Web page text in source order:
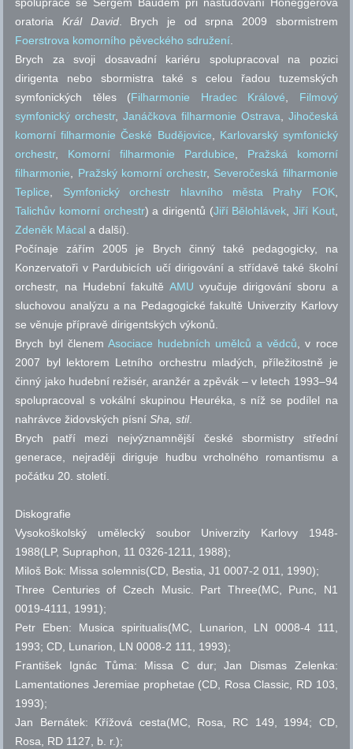
spolupráce se Sergem Baudem při nastudování Honeggerova
oratoriaKrál David. Brych je od srpna 2009 sbormistrem
Foerstrova komorního pěveckého sdružení.
Brych za svoji dosavadní kariéru spolupracoval na pozici
dirigenta nebo sbormistra také s celou řadou tuzemských
symfonických těles (Filharmonie Hradec Králové, Filmový
symfonický orchestr,Janáčkova filharmonie Ostrava, Jihočeská
komorní filharmonie České Budějovice, Karlovarský symfonický
orchestr, Komorní filharmonie Pardubice, Pražská komorní
filharmonie, Pražský komorní orchestr, Severočeská filharmonie
Teplice, Symfonický orchestr hlavního města Prahy FOK,
Talichův komorní orchestr) a dirigentů (Jiří Bělohlávek, Jiří Kout,
Zdeněk Mácal a další).
Počínaje zářím 2005 je Brych činný také pedagogicky, na
Konzervatoři v Pardubicích učí dirigování a střídavě také školní
orchestr, na Hudební fakultě AMU vyučuje dirigování sboru a
sluchovou analýzu a na Pedagogické fakultě Univerzity Karlovy
se věnuje přípravě dirigentských výkonů.
Brych byl členem Asociace hudebních umělců a vědců, v roce
2007 byl lektorem Letního orchestru mladých, příležitostně je
činný jako hudební režisér, aranžér a zpěvák – v letech 1993–94
spolupracoval s vokální skupinou Heuréka, s níž se podílel na
nahrávce židovských písníSha, stil.
Brych patří mezi nejvýznamnější české sbormistry střední
generace, nejraději diriguje hudbu vrcholného romantismu a
počátku 20. století.
Diskografie
Vysokoškolský umělecký soubor Univerzity Karlovy 1948-
1988(LP, Supraphon, 11 0326-1211, 1988);
Miloš Bok: Missa solemnis(CD, Bestia, J1 0007-2 011, 1990);
Three Centuries of Czech Music. Part Three(MC, Punc, N1
0019-4111, 1991);
Petr Eben: Musica spiritualis(MC, Lunarion, LN 0008-4 111,
1993; CD, Lunarion, LN 0008-2 111, 1993);
František Ignác Tůma: Missa C dur; Jan Dismas Zelenka:
Lamentationes Jeremiae prophetae (CD, Rosa Classic, RD 103,
1993);
Jan Bernátek: Křížová cesta(MC, Rosa, RC 149, 1994; CD,
Rosa, RD 1127, b. r.);